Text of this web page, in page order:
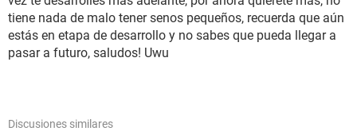
tiene nada de malo tener senos pequeños, recuerda que aún
estás en etapa de desarrollo y no sabes que pueda llegar a
pasar a futuro, saludos! Uwu
Discusiones similares